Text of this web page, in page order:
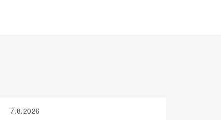
7.8.2026